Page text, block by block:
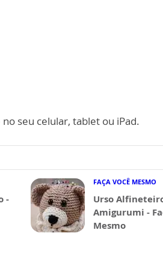
seu celular, tablet ou iPad.
-
FAÇA VOCÊ MESMO
Urso
Amigurumi -
Mesmo